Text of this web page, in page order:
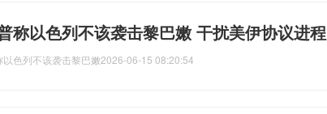
称以色列不该袭击黎巴嫩 干扰美伊协议进程
以色列不该袭击黎巴嫩2026-06-15 08:20:54